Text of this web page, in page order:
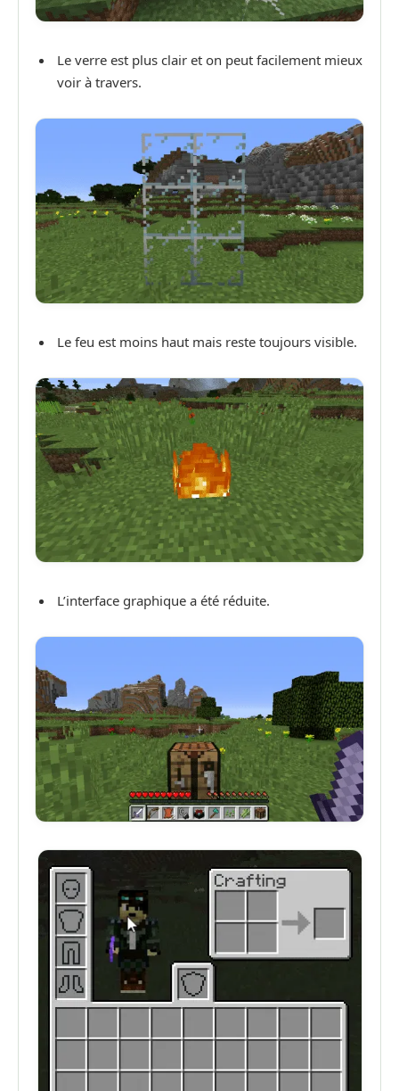
Le verre est plus clair et on peut facilement mieux
voir à travers.
Le feu est moins haut mais reste toujours visible.
L’interface graphique a été réduite.